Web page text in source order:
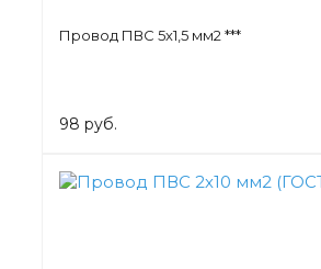
Провод ПВС 5х1,5 мм2 ***
98 руб.